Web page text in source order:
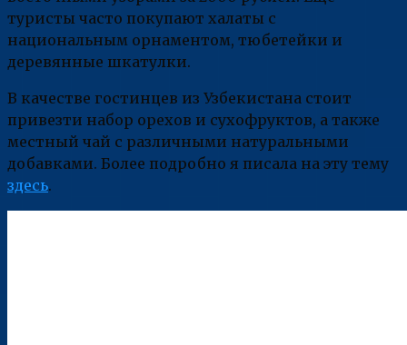
туристы часто покупают халаты с
национальным орнаментом, тюбетейки и
деревянные шкатулки.
В качестве гостинцев из Узбекистана стоит
привезти набор орехов и сухофруктов, а также
местный чай с различными натуральными
добавками. Более подробно я писала на эту тему
здесь.